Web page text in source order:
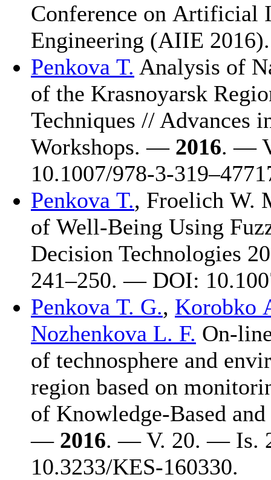
Conference on Artificial
Engineering (AIIE
Penkova T. Analysis of
of the Krasnoyarsk
Techniques // Advances
Workshops. — 2016. —
10.1007/978-3-319–477
Penkova T., Froelich W.
of Well-Being Using
Decision Technologies
241–250. — DOI:
Penkova T. G., Korobko
Nozhenkova L. F. On-
of technosphere and
region based on
of Knowledge-Based
— 2016. — V. 20. — Is.
10.3233/KES-160330.